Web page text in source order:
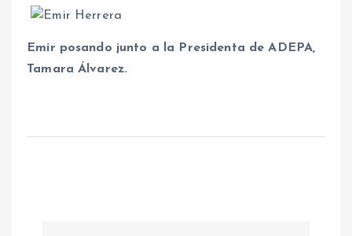
Emir posando junto a la Presidenta de ADEPA,
Tamara Álvarez.